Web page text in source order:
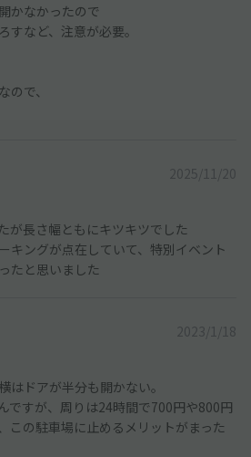
かなかったので
すなど、注意が必要。
で、
2025/11/20
が長さ幅ともにキツキツでした
キングが点在していて、特別イベント
たと思いました
2023/1/18
はドアが半分も開かない。
ですが、周りは24時間で700円や800円
この駐車場に止めるメリットがまった